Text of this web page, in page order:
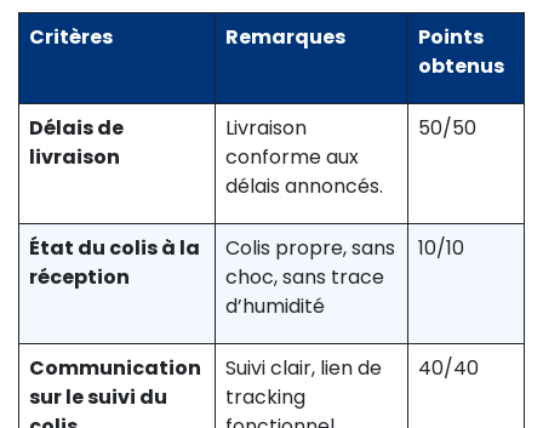
Critères
Remarques
Points
obtenus
Délais de
livraison
Livraison
conforme aux
délais annoncés.
50/50
État du colis à la
réception
Colis propre, sans
choc, sans trace
d’humidité
10/10
Communication
sur le suivi du
Suivi clair, lien de
tracking
40/40